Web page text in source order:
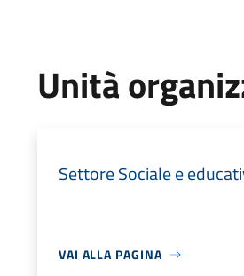
Unità
Settore Sociale e
VAI ALLA PAGINA